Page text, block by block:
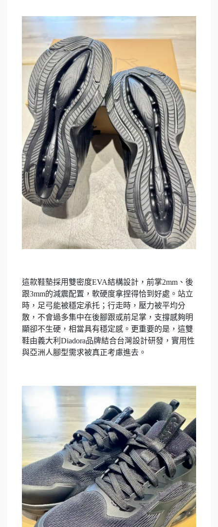
這款鞋墊採用雙密度EVA結構設計，前掌2mm、後
跟3mm的減震配置，軟硬度拿捏得恰到好處。站立
時，足弓能被穩定承托；行走時，壓力被平均分
散，不會過多集中在後腳跟或前足掌，支撐感夠明
顯卻不生硬，相當具有穩定感。更重要的是，這雙
鞋由義大利Diadora品牌結合台灣設計研發，實用性
與亞洲人腳型需求被真正考慮進去。